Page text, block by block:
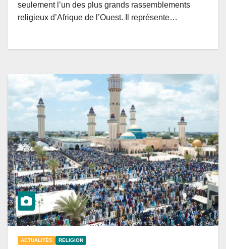
seulement l’un des plus grands rassemblements
religieux d’Afrique de l’Ouest. Il représente…
ACTUALITÉS RELIGION